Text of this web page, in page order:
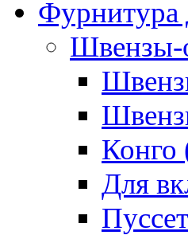
Фурнитура
Швензы-
Для